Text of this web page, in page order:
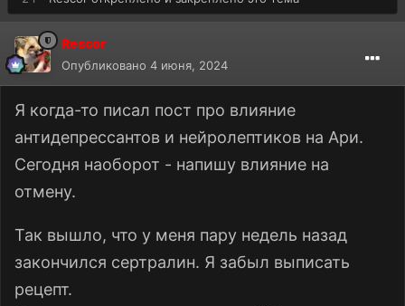
Rescor
Опубликовано 4 июня, 2024
Я когда-то писал пост про влияние
антидепрессантов и нейролептиков на Ари.
Сегодня наоборот - напишу влияние на
отмену.
Так вышло, что у меня пару недель назад
закончился сертралин. Я забыл выписать
рецепт.